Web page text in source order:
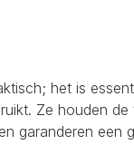
het is
Ze houden
garanderen een